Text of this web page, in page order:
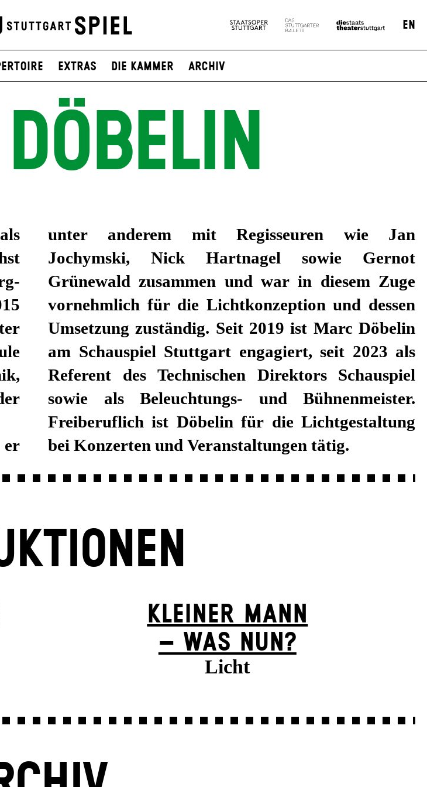
EN
Extras Die Kammer Archiv
unter anderem mit Regisseuren wie Jan
Jochymski, Nick Hartnagel sowie Gernot
Grünewald zusammen und war in diesem Zuge
vornehmlich für die Lichtkonzeption und dessen
Umsetzung zuständig. Seit 2019 ist Marc Döbelin
am Schauspiel Stuttgart engagiert, seit 2023 als
Referent des Technischen Direktors Schauspiel
sowie als Beleuchtungs- und Bühnenmeister.
Freiberuflich ist Döbelin für die Lichtgestaltung
bei Konzerten und Veranstaltungen tätig.
KLEINER MANN
– WAS NUN?
Licht